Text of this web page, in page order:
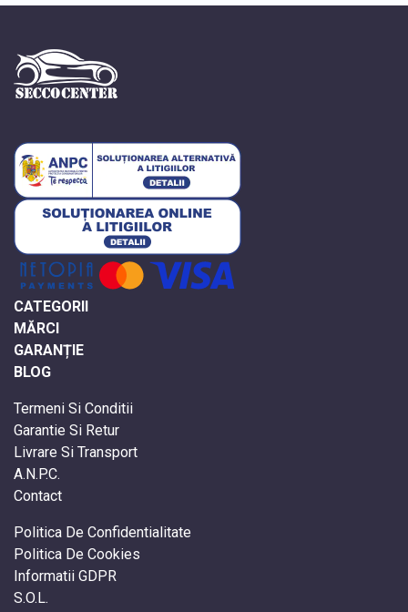
CATEGORII
MĂRCI
GARANȚIE
BLOG
Termeni Si Conditii
Garantie Si Retur
Livrare Si Transport
A.N.P.C.
Contact
Politica De Confidentialitate
Politica De Cookies
Informatii GDPR
S.O.L.